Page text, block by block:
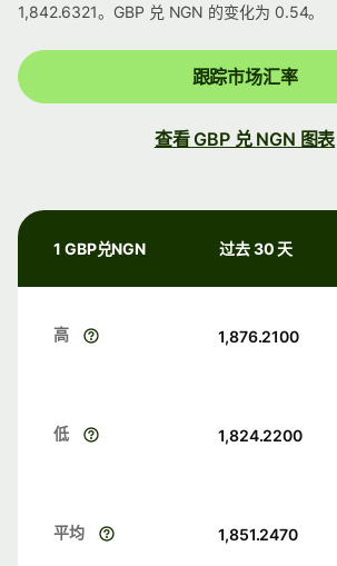
1,842.6321。GBP 兑 NGN 的变化为 0.54。
跟踪市场汇率
查看 GBP 兑 NGN 图表
1 GBP兑NGN 过去 30 天
高 1,876.2100
低 1,824.2200
平均 1,851.2470